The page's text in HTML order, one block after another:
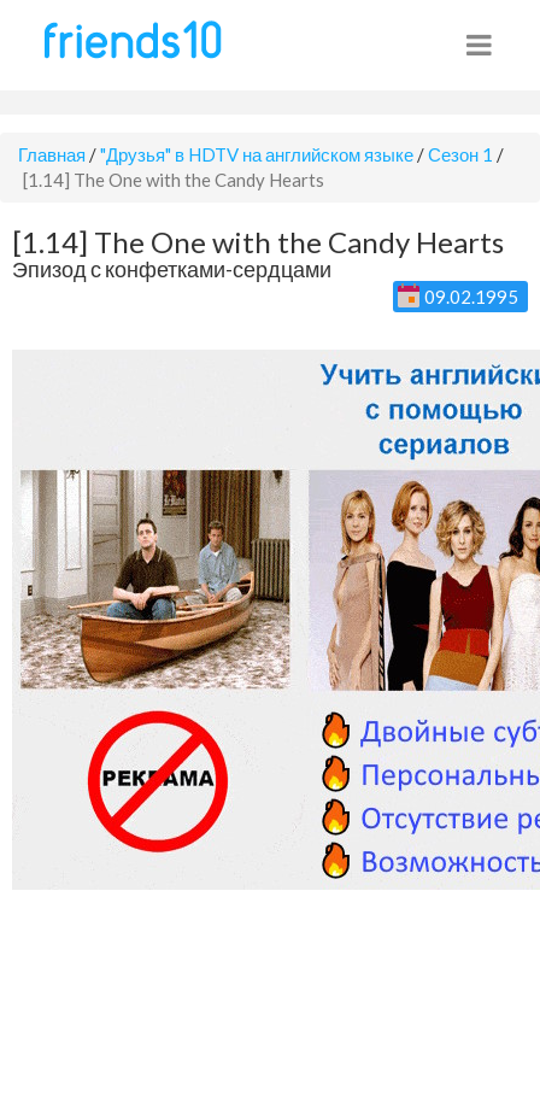
Главная /"Друзья" в HDTV на английском языке /Сезон 1 /
[1.14] The One with the Candy Hearts
[1.14] The One with the Candy Hearts
Эпизод с конфетками-сердцами
09.02.1995